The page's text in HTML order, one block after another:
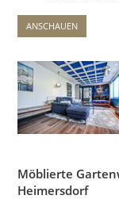
ANSCHAUEN
Möblierte
Heimersdorf